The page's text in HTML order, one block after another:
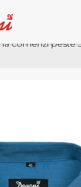
la comenzi peste